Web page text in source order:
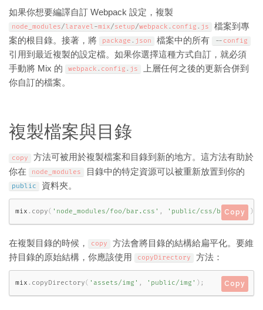
如果你想要編譯自訂 Webpack 設定，複製
node_modules/laravel-mix/setup/webpack . config . js
檔案到專
案的根目錄。接著，將
package . json 檔案中的所有 -- config
引用到最近複製的設定檔。如果你選擇這種方式自訂，就必須
手動將 Mix 的
webpack . config . js
上層任何之後的更新合併到
你自訂的檔案。
複製檔案與目錄
copy
方法可被用於複製檔案和目錄到新的地方。這方法有助於
你在
node_modules 目錄中的特定資源可以被重新放置到你的
public 資料夾。
mix . copy( 'node_modules/foo/bar.css' , 'public/css/bar.css' )
Copy
在複製目錄的時候， copy
方法會將目錄的結構給扁平化。要維
持目錄的原始結構，你應該使用
copyDirectory 方法：
mix . copyDirectory( 'assets/img' , 'public/img' ) ; Copy